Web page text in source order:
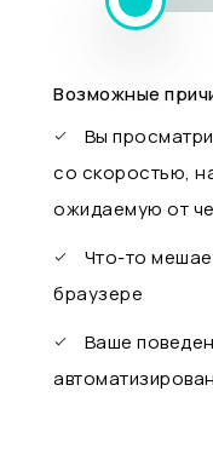
Возможные
Вы
со скоростью,
ожидаемую от
Что-то
браузере
Ваше